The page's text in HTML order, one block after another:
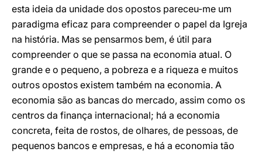
esta ideia da unidade dos opostos pareceu-me um
paradigma eficaz para compreender o papel da Igreja
na história. Mas se pensarmos bem, é útil para
compreender o que se passa na economia atual. O
grande e o pequeno, a pobreza e a riqueza e muitos
outros opostos existem também na economia. A
economia são as bancas do mercado, assim como os
centros da finança internacional; há a economia
concreta, feita de rostos, de olhares, de pessoas, de
pequenos bancos e empresas, e há a economia tão